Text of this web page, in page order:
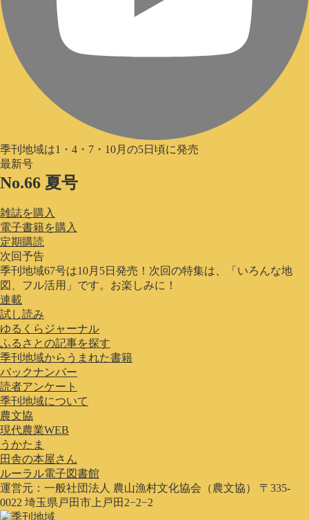
季刊地域は1・4・7・10月の5日頃に発売
最新号
No.66 夏号
雑誌を購入
電子書籍を購入
定期購読
次回予告
季刊地域67号は10月5日発売！次回の特集は、「いろんな地
図、フル活用」です。お楽しみに！
連載
試し読み
ゆるくらジャーナル
ふるさとの記事を探す
季刊地域からうまれた書籍
バックナンバー
読者アンケート
季刊地域について
農文協
現代農業WEB
うかたま
田舎の本屋さん
ルーラル電子図書館
運営元：一般社団法人 農山漁村文化協会（農文協） 〒335-
0022 埼玉県戸田市上戸田2−2−2